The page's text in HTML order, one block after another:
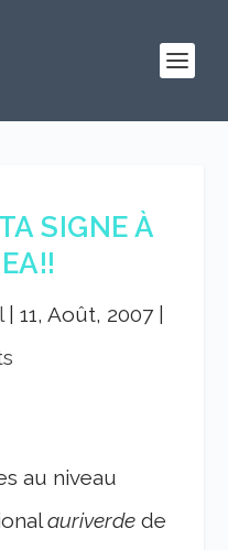
SIGNE À
| 11, Août, 2007
au niveau
auriverdede